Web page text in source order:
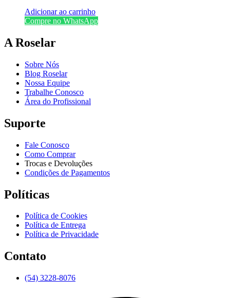
Adicionar ao carrinho
Compre no WhatsApp
A Roselar
Sobre Nós
Blog Roselar
Nossa Equipe
Trabalhe Conosco
Área do Profissional
Suporte
Fale Conosco
Como Comprar
Trocas e Devoluções
Condições de Pagamentos
Políticas
Política de Cookies
Política de Entrega
Política de Privacidade
Contato
(54) 3228-8076